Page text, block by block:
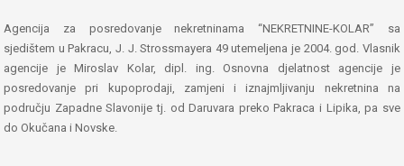
Agencija za posredovanje nekretninama “NEKRETNINE-KOLAR” sa
sjedištem u Pakracu, J. J. Strossmayera 49 utemeljena je 2004. god. Vlasnik
agencije je Miroslav Kolar, dipl. ing. Osnovna djelatnost agencije je
posredovanje pri kupoprodaji, zamjeni i iznajmljivanju nekretnina na
području Zapadne Slavonije tj. od Daruvara preko Pakraca i Lipika, pa sve
do Okučana i Novske.